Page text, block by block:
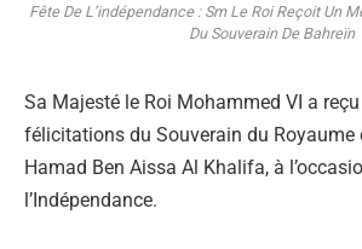
Fête De L’indépendance : Sm Le Roi Reçoit Un
Du Souverain De Bahreïn
Sa Majesté le Roi Mohammed VI a
félicitations du Souverain du Royaume
Hamad Ben Aissa Al Khalifa, à
l’Indépendance.